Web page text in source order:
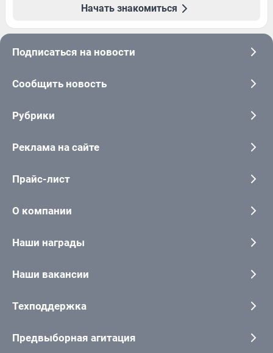
Начать знакомиться
Подписаться на новости
Сообщить новость
Рубрики
Реклама на сайте
Прайс-лист
О компании
Наши награды
Наши вакансии
Техподдержка
Предвыборная агитация